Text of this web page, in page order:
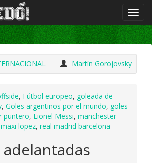
Martín Gorojovsky
, Fútbol europeo, goleada de
, Goles argentinos por el mundo, goles
puntero, Lionel Messi, manchester
maxi lopez, real madrid barcelona
adelantadas